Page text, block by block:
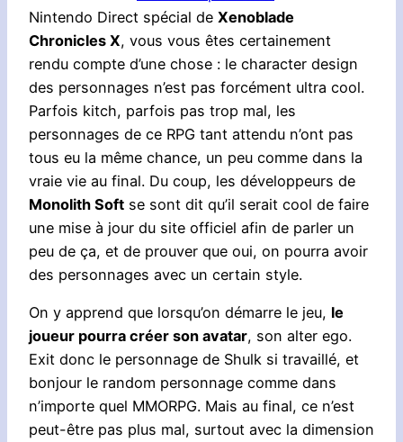
Nintendo Direct spécial de Xenoblade
Chronicles X, vous vous êtes certainement
rendu compte d’une chose : le character design
des personnages n’est pas forcément ultra cool.
Parfois kitch, parfois pas trop mal, les
personnages de ce RPG tant attendu n’ont pas
tous eu la même chance, un peu comme dans la
vraie vie au final. Du coup, les développeurs de
Monolith Soft se sont dit qu’il serait cool de faire
une mise à jour du site officiel afin de parler un
peu de ça, et de prouver que oui, on pourra avoir
des personnages avec un certain style.
On y apprend que lorsqu’on démarre le jeu, le
joueur pourra créer son avatar, son alter ego.
Exit donc le personnage de Shulk si travaillé, et
bonjour le random personnage comme dans
n’importe quel MMORPG. Mais au final, ce n’est
peut-être pas plus mal, surtout avec la dimension